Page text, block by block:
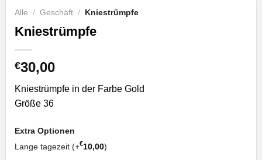
Alle / Geschäft / Kniestrümpfe
Kniestrümpfe
€30,00
Kniestrümpfe in der Farbe Gold
Größe 36
Extra Optionen
Lange tagezeit (+€10,00)